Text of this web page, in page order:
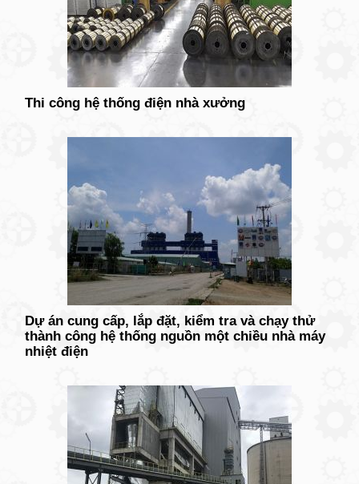
Thi công hệ thống điện nhà xưởng
Dự án cung cấp, lắp đặt, kiểm tra và chạy thử
thành công hệ thống nguồn một chiều nhà máy
nhiệt điện